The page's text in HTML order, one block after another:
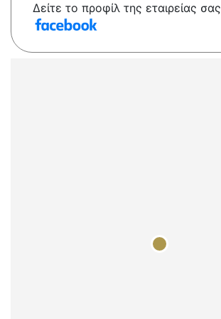
Δείτε το προφίλ της εταιρείας σας